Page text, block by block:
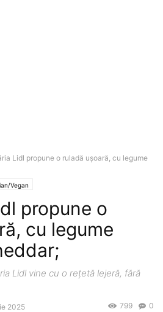
Lidl propune o ruladă ușoară, cu legume
Vegan
propune o
cu legume
Lidl vine cu o rețetă lejeră, fără
2025 0
799